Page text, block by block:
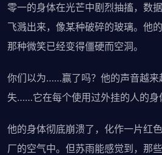
零一的身体在光芒中剧烈抽搐，数
飞溅出来，像某种破碎的玻璃。他
那种微笑已经变得僵硬而空洞。
你们以为……赢了吗？他的声音越
失……它在每个使用过外挂的人的
他的身体彻底崩溃了，化作一片红
厂的空气中。但苏雨能感觉到，